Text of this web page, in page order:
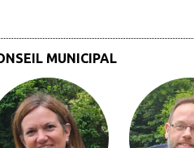
de la
Fête du 1er août
MUNICIPAL